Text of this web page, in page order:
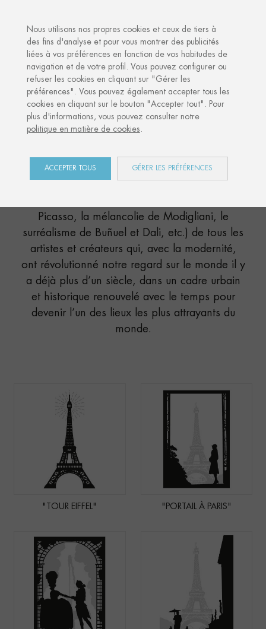
Accueil Shop Paris
PARIS
En plein cœur de l’Europe, Paris a su
Picasso, la mélancolie de Modigliani, le
surréalisme de Buñuel et Dali, etc.) de tous les
artistes et créateurs qui, avec la modernité,
ont révolutionné notre regard sur le monde il y
a déjà plus d’un siècle, dans un cadre urbain
et historique renouvelé avec le temps pour
devenir l’un des lieux les plus attrayants du
monde.
"TOUR EIFFEL" "PORTAIL À PARIS"
Nous utilisons nos propres cookies et ceux de tiers à
des fins d'analyse et pour vous montrer des publicités
liées à vos préférences en fonction de vos habitudes de
navigation et de votre profil. Vous pouvez configurer ou
refuser les cookies en cliquant sur "Gérer les
préférences". Vous pouvez également accepter tous les
cookies en cliquant sur le bouton "Accepter tout". Pour
plus d'informations, vous pouvez consulter notre
politique en matière de cookies.
ACCEPTER TOUS GÉRER LES PRÉFÉRENCES